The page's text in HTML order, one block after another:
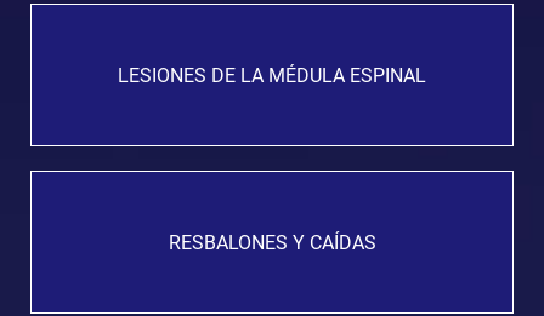
LESIONES DE LA MÉDULA ESPINAL
RESBALONES Y CAÍDAS